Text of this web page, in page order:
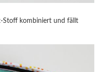
Stoff kombiniert und fällt